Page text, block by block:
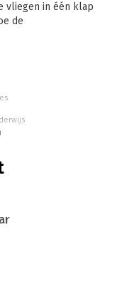
vliegen in één klap
de
uitwerking blijkt
het kan
die zich
en verbeteren van